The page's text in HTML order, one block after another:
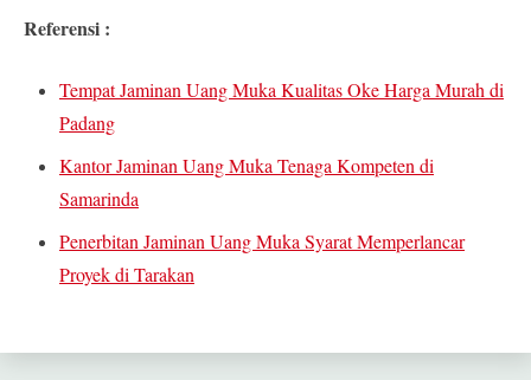
Referensi :
Tempat Jaminan Uang Muka Kualitas Oke Harga Murah di
Padang
Kantor Jaminan Uang Muka Tenaga Kompeten di
Samarinda
Penerbitan Jaminan Uang Muka Syarat Memperlancar
Proyek di Tarakan